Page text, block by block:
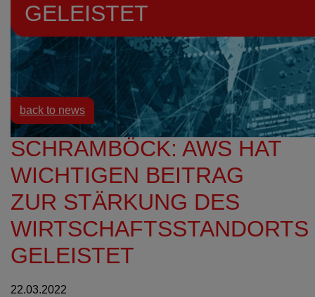
GELEISTET
Resources News
back to news
SCHRAMBÖCK: AWS HAT
WICHTIGEN BEITRAG
ZUR STÄRKUNG DES
WIRTSCHAFTSSTANDORTS
GELEISTET
22.03.2022